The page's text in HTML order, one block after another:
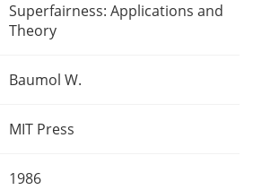
Superfairness: Applications and
Theory
Baumol W.
MIT Press
1986